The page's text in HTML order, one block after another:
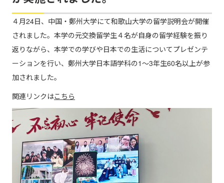
Wakayama University
和歌山大学
４月24日、中国・鄭州大学にて和歌山大学の留学説明会が開催
されました。本学の元交換留学生４名が自身の留学経験を振り
返りながら、本学での学びや日本での生活についてプレゼンテ
ーションを行い、鄭州大学日本語学科の1～3年生60名以上が参
加されました。
関連リンクはこちら